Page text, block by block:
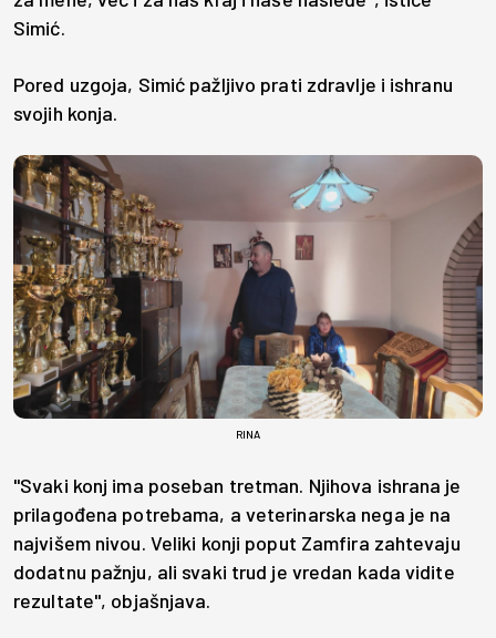
Simić.
Pored uzgoja, Simić pažljivo prati zdravlje i ishranu
svojih konja.
RINA
"Svaki konj ima poseban tretman. Njihova ishrana je
prilagođena potrebama, a veterinarska nega je na
najvišem nivou. Veliki konji poput Zamfira zahtevaju
dodatnu pažnju, ali svaki trud je vredan kada vidite
rezultate", objašnjava.